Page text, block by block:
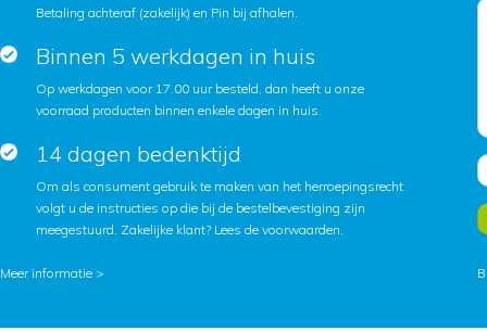
Betaling achteraf (zakelijk) en Pin bij afhalen.
Binnen 5 werkdagen in huis
Op werkdagen voor 17.00 uur besteld, dan heeft u onze
voorraad producten binnen enkele dagen in huis.
14 dagen bedenktijd
Om als consument gebruik te maken van het herroepingsrecht
volgt u de instructies op die bij de bestelbevestiging zijn
meegestuurd. Zakelijke klant? Lees de voorwaarden.
Meer informatie >